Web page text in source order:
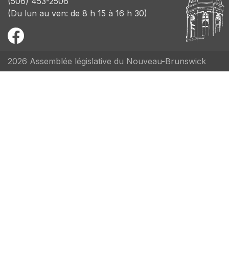
(Du lun au ven: de 8 h 15 à 16 h 30)
2026 Assemblée législative du Nouveau-Brunswick